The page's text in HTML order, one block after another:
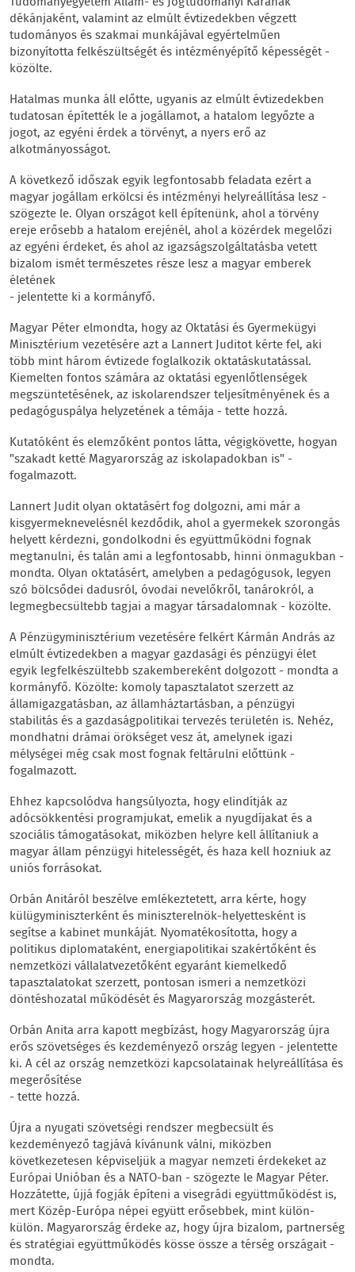
dékánjaként, valamint az elmúlt évtizedekben végzett
tudományos és szakmai munkájával egyértelműen
bizonyította felkészültségét és intézményépítő képességét -
közölte.
Hatalmas munka áll előtte, ugyanis az elmúlt évtizedekben
tudatosan építették le a jogállamot, a hatalom legyőzte a
jogot, az egyéni érdek a törvényt, a nyers erő az
alkotmányosságot.
A következő időszak egyik legfontosabb feladata ezért a
magyar jogállam erkölcsi és intézményi helyreállítása lesz -
szögezte le. Olyan országot kell építenünk, ahol a törvény
ereje erősebb a hatalom erejénél, ahol a közérdek megelőzi
az egyéni érdeket, és ahol az igazságszolgáltatásba vetett
bizalom ismét természetes része lesz a magyar emberek
életének
- jelentette ki a kormányfő.
Magyar Péter elmondta, hogy az Oktatási és Gyermekügyi
Minisztérium vezetésére azt a Lannert Juditot kérte fel, aki
több mint három évtizede foglalkozik oktatáskutatással.
Kiemelten fontos számára az oktatási egyenlőtlenségek
megszüntetésének, az iskolarendszer teljesítményének és a
pedagóguspálya helyzetének a témája - tette hozzá.
Kutatóként és elemzőként pontos látta, végigkövette, hogyan
"szakadt ketté Magyarország az iskolapadokban is" -
fogalmazott.
Lannert Judit olyan oktatásért fog dolgozni, ami már a
kisgyermeknevelésnél kezdődik, ahol a gyermekek szorongás
helyett kérdezni, gondolkodni és együttműködni fognak
megtanulni, és talán ami a legfontosabb, hinni önmagukban -
mondta. Olyan oktatásért, amelyben a pedagógusok, legyen
szó bölcsődei dadusról, óvodai nevelőkről, tanárokról, a
legmegbecsültebb tagjai a magyar társadalomnak - közölte.
A Pénzügyminisztérium vezetésére felkért Kármán András az
elmúlt évtizedekben a magyar gazdasági és pénzügyi élet
egyik legfelkészültebb szakembereként dolgozott - mondta a
kormányfő. Közölte: komoly tapasztalatot szerzett az
államigazgatásban, az államháztartásban, a pénzügyi
stabilitás és a gazdaságpolitikai tervezés területén is. Nehéz,
mondhatni drámai örökséget vesz át, amelynek igazi
mélységei még csak most fognak feltárulni előttünk -
fogalmazott.
Ehhez kapcsolódva hangsúlyozta, hogy elindítják az
adócsökkentési programjukat, emelik a nyugdíjakat és a
szociális támogatásokat, miközben helyre kell állítaniuk a
magyar állam pénzügyi hitelességét, és haza kell hozniuk az
uniós forrásokat.
Orbán Anitáról beszélve emlékeztetett, arra kérte, hogy
külügyminiszterként és miniszterelnök-helyettesként is
segítse a kabinet munkáját. Nyomatékosította, hogy a
politikus diplomataként, energiapolitikai szakértőként és
nemzetközi vállalatvezetőként egyaránt kiemelkedő
tapasztalatokat szerzett, pontosan ismeri a nemzetközi
döntéshozatal működését és Magyarország mozgásterét.
Orbán Anita arra kapott megbízást, hogy Magyarország újra
erős szövetséges és kezdeményező ország legyen - jelentette
ki. A cél az ország nemzetközi kapcsolatainak helyreállítása és
megerősítése
- tette hozzá.
Újra a nyugati szövetségi rendszer megbecsült és
kezdeményező tagjává kívánunk válni, miközben
következetesen képviseljük a magyar nemzeti érdekeket az
Európai Unióban és a NATO-ban - szögezte le Magyar Péter.
Hozzátette, újjá fogják építeni a visegrádi együttműködést is,
mert Közép-Európa népei együtt erősebbek, mint külön-
külön. Magyarország érdeke az, hogy újra bizalom, partnerség
és stratégiai együttműködés kösse össze a térség országait -
mondta.